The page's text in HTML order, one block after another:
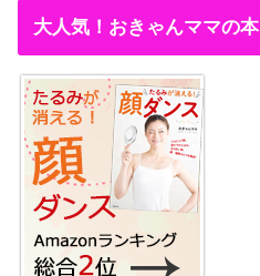
大人気！おきゃんママの本